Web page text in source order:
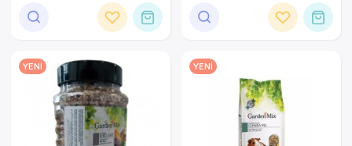
YENI YENI